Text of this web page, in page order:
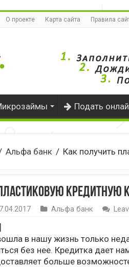
О проекте Карта сайта Правила
Подать
Альфа банк / Как получить
кредитную
Альфа банк
в нашу жизнь только
без нее. Кредитка дает
больше